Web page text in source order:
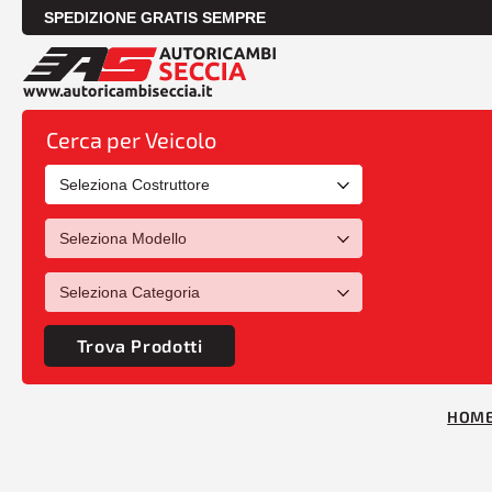
SPEDIZIONE GRATIS SEMPRE
Cerca per Veicolo
Trova Prodotti